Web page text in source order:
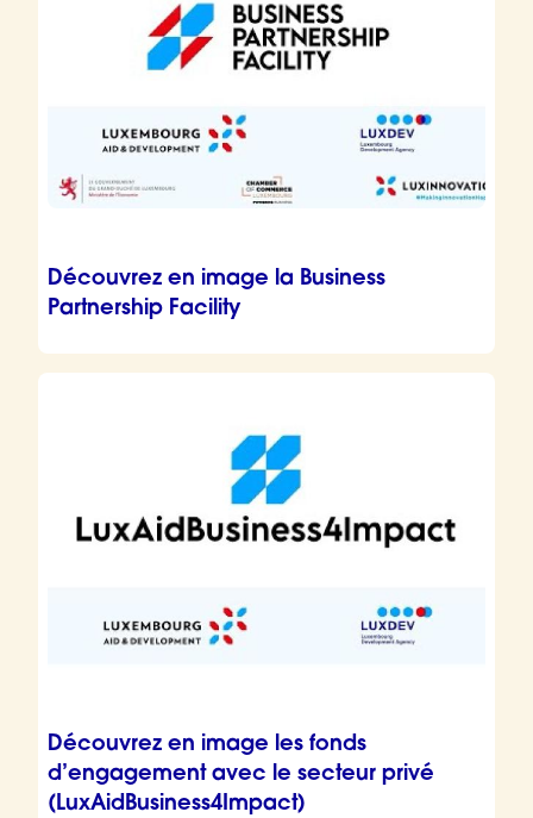
Découvrez en image la Business
Partnership Facility
Découvrez en image les fonds
d’engagement avec le secteur privé
(LuxAidBusiness4Impact)